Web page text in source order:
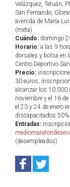
Velázquez, Tetuán,
San Fernando,
avenida de María
(meta).
Cuándo: domingo
Horario: a las 9
dorsales y bolsa en
Centro Deportivo
Precio:
30 euros,
alcanzar los 10.000
noviembre y el 16
el 23 y 24 de enero
discapacitados 50%
Entradas:
(desempleados).